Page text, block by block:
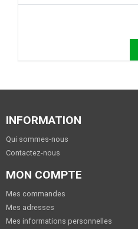
INFORMATION
Qui sommes-nous
Contactez-nous
MON COMPTE
Mes commandes
Mes adresses
Mes informations personnelles